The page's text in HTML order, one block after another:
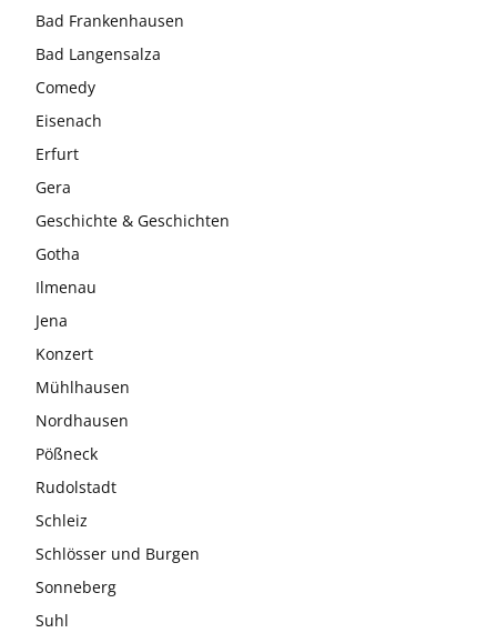
Bad Frankenhausen
Bad Langensalza
Comedy
Eisenach
Erfurt
Gera
Geschichte & Geschichten
Gotha
Ilmenau
Jena
Konzert
Mühlhausen
Nordhausen
Pößneck
Rudolstadt
Schleiz
Schlösser und Burgen
Sonneberg
Suhl